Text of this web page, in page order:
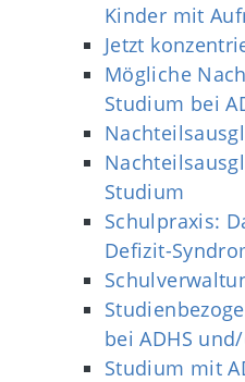
Kinder mit
Jetzt
Mögliche
Studium bei
Studium
Schulpraxis:
Defizit-
bei ADHS
Studium mit